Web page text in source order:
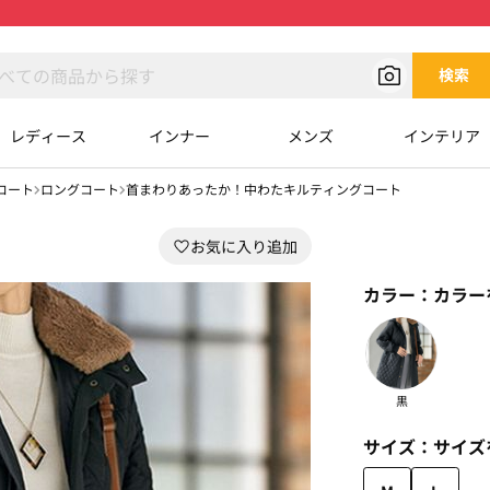
検索
レディース インナー メンズ インテリア
ート ロングコート 首まわりあったか！中わたキルティングコート
カラー： カラ
黒
サイズ： サイ